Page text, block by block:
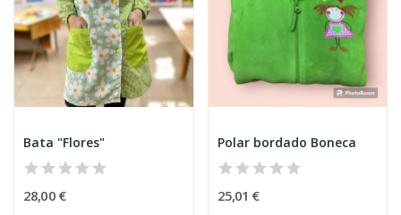
Bata "Flores"
28,00 €
Polar bordado Boneca
25,01 €